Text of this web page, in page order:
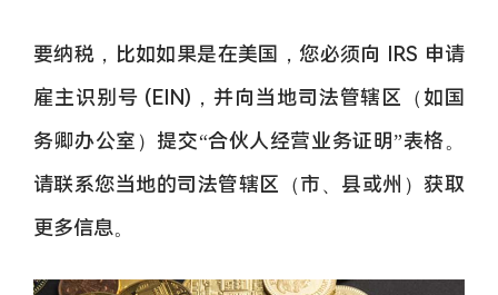
要纳税，比如如果是在美国，您必须向 IRS 申请
雇主识别号 (EIN)，并向当地司法管辖区（如国
务卿办公室）提交“合伙人经营业务证明”表格。
请联系您当地的司法管辖区（市、县或​​州）获取
更多信息。